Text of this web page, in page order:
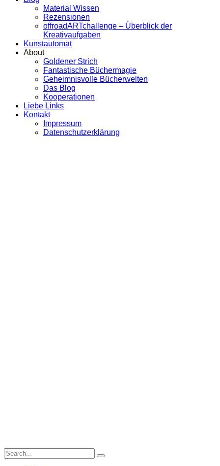
Material Wissen
Rezensionen
offroadARTchallenge – Überblick der
Kreativaufgaben
Kunstautomat
About
Goldener Strich
Fantastische Büchermagie
Geheimnisvolle Bücherwelten
Das Blog
Kooperationen
Liebe Links
Kontakt
Impressum
Datenschutzerklärung